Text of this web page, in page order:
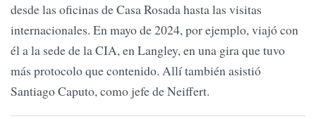
desde las oficinas de Casa Rosada hasta las visitas
internacionales. En mayo de 2024, por ejemplo, viajó con
él a la sede de la CIA, en Langley, en una gira que tuvo
más protocolo que contenido. Allí también asistió
Santiago Caputo, como jefe de Neiffert.